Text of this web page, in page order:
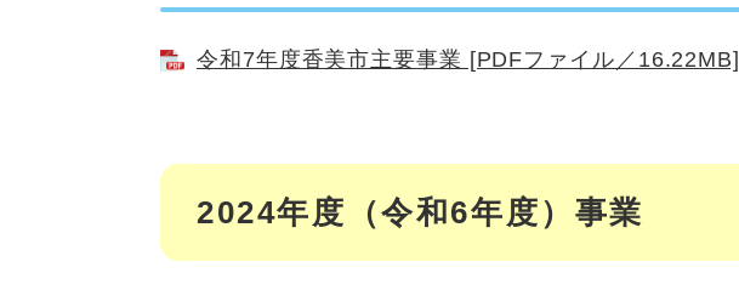
令和7年度香美市主要事業 [PDFファイル／16.22MB]
2024年度（令和6年度）事業